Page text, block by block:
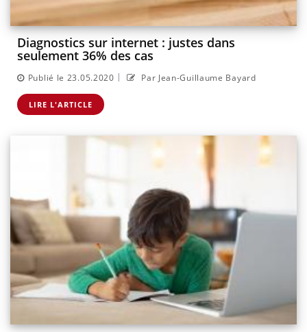
Diagnostics sur internet : justes dans
seulement 36% des cas
Publié le 23.05.2020 | Par Jean-Guillaume Bayard
LIRE L'ARTICLE